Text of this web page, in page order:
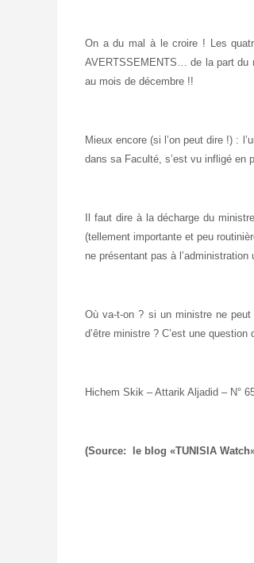
On a du mal à le croire ! Les
AVERTSSEMENTS… de la part du
au mois de décembre !!
Mieux encore (si l’on peut dire !) :
dans sa Faculté, s’est vu infligé en
Il faut dire à la décharge du
(tellement importante et peu
ne présentant pas à
Où va-t-on ? si un ministre ne
d’être ministre ? C’est une question
Hichem Skik – Attarik Aljadid – N°
(Source: le blog «TUNISIA